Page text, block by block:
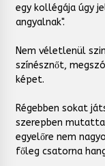
egy kollégája úgy
angyalnak".
Nem véletlenül
színésznőt,
képet.
Régebben sokat
szerepben
egyelőre nem
főleg csatorna